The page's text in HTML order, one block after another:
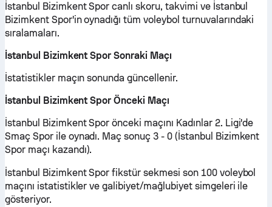
İstanbul Bizimkent Spor canlı skoru, takvimi ve İstanbul
Bizimkent Spor'in oynadığı tüm voleybol turnuvalarındaki
sıralamaları.
İstanbul Bizimkent Spor Sonraki Maçı
İstatistikler maçın sonunda güncellenir.
İstanbul Bizimkent Spor Önceki Maçı
İstanbul Bizimkent Spor önceki maçını Kadınlar 2. Ligi'de
Smaç Spor ile oynadı. Maç sonuç 3 - 0 (İstanbul Bizimkent
Spor maçı kazandı).
İstanbul Bizimkent Spor fikstür sekmesi son 100 voleybol
maçını istatistikler ve galibiyet/mağlubiyet simgeleri ile
gösteriyor.